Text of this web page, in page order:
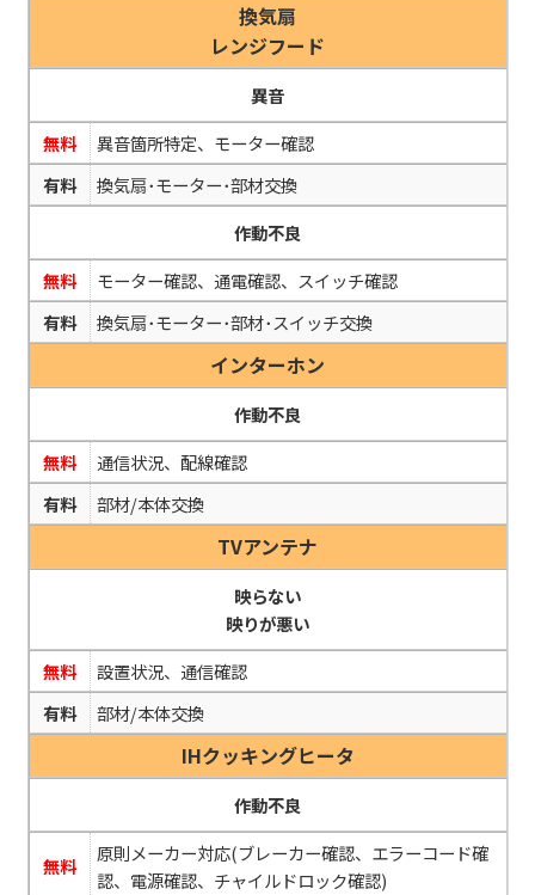
換気扇
レンジフード
異音
無料
異音箇所特定、モーター確認
有料
換気扇･モーター･部材交換
作動不良
無料
モーター確認、通電確認、スイッチ確認
有料
換気扇･モーター･部材･スイッチ交換
インターホン
作動不良
無料
通信状況、配線確認
有料
部材/本体交換
TVアンテナ
映らない
映りが悪い
無料
設置状況、通信確認
有料
部材/本体交換
IHクッキングヒータ
作動不良
無料
原則メーカー対応(ブレーカー確認、エラーコード確
認、電源確認、チャイルドロック確認)